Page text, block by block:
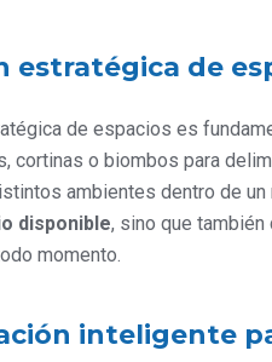
estratégica de
de espacios es
cortinas o biombos para
ambientes dentro de
disponible, sino que también
momento.
inteligente